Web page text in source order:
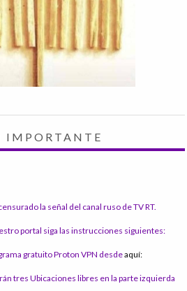
IMPORTANTE
la señal del canal ruso de TV RT.
portal siga las instrucciones siguientes:
gratuito Proton VPN desdeaquí:
tres Ubicaciones libres en la parte izquierda